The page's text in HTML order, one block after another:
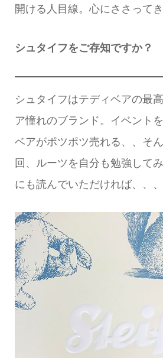
開ける人目線。心にささってき
シュタイフをご存知ですか？
シュタイフはテディベアの最
ア憧れのブランド。イベント
ベアがポツポツ売れる、、そ
回、ルーツを自分も勉強して
にも読んでいただければ、、、